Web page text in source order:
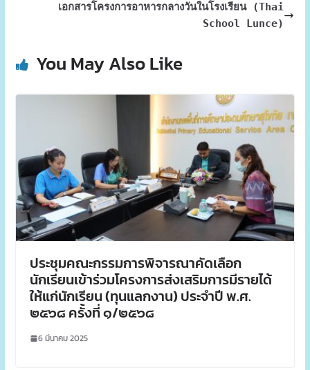
เอกสารโครงการอาหารกลางวันในโรงเรียน (Thai
School Lunce)
You May Also Like
ประชุมคณะกรรมการพิจารณาคัดเลือก
นักเรียนเข้าร่วมโครงการส่งเสริมการมีรายได้
ให้แก่นักเรียน (ทุนแลกงาน) ประจำปี พ.ศ.
๒๕๖๘ ครั้งที่ ๑/๒๕๖๘
6 มีนาคม 2025